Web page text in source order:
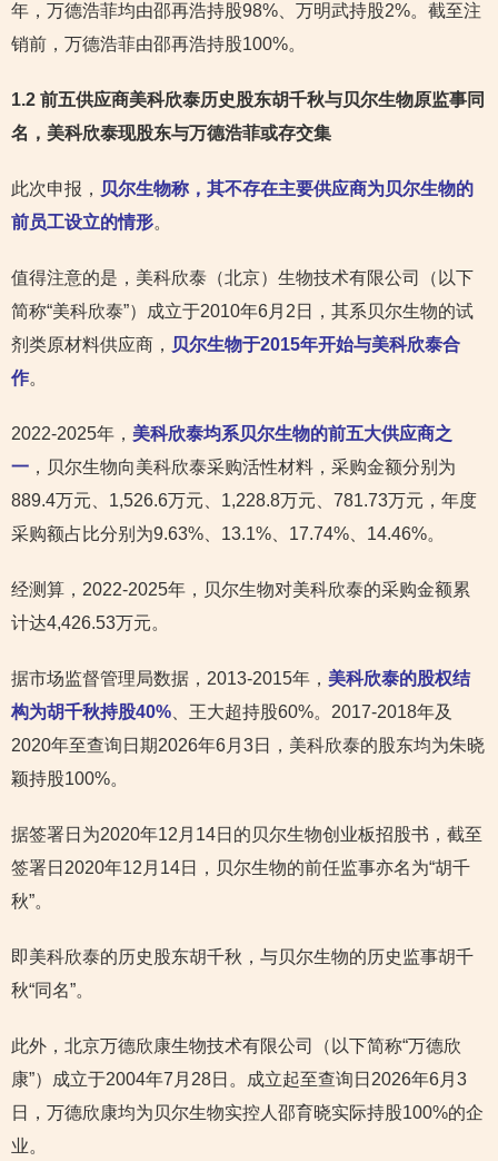
年，万德浩菲均由邵再浩持股98%、万明武持股2%。截至注
销前，万德浩菲由邵再浩持股100%。
1.2 前五供应商美科欣泰历史股东胡千秋与贝尔生物原监事同
名，美科欣泰现股东与万德浩菲或存交集
此次申报， 贝尔生物称，其不存在主要供应商为贝尔生物的
前员工设立的情形。
值得注意的是，美科欣泰（北京）生物技术有限公司（以下
简称“美科欣泰”）成立于2010年6月2日，其系贝尔生物的试
剂类原材料供应商， 贝尔生物于2015年开始与美科欣泰合
作。
2022-2025年， 美科欣泰均系贝尔生物的前五大供应商之
一 ，贝尔生物向美科欣泰采购活性材料，采购金额分别为
889.4万元、1,526.6万元、1,228.8万元、781.73万元，年度
采购额占比分别为9.63%、13.1%、17.74%、14.46%。
经测算，2022-2025年，贝尔生物对美科欣泰的采购金额累
计达4,426.53万元。
据市场监督管理局数据，2013-2015年， 美科欣泰的股权结
构为胡千秋持股40% 、王大超持股60%。2017-2018年及
2020年至查询日期2026年6月3日，美科欣泰的股东均为朱晓
颖持股100%。
据签署日为2020年12月14日的贝尔生物创业板招股书，截至
签署日2020年12月14日，贝尔生物的前任监事亦名为“胡千
秋”。
即美科欣泰的历史股东胡千秋，与贝尔生物的历史监事胡千
秋“同名”。
此外，北京万德欣康生物技术有限公司（以下简称“万德欣
康”）成立于2004年7月28日。成立起至查询日2026年6月3
日，万德欣康均为贝尔生物实控人邵育晓实际持股100%的企
业。